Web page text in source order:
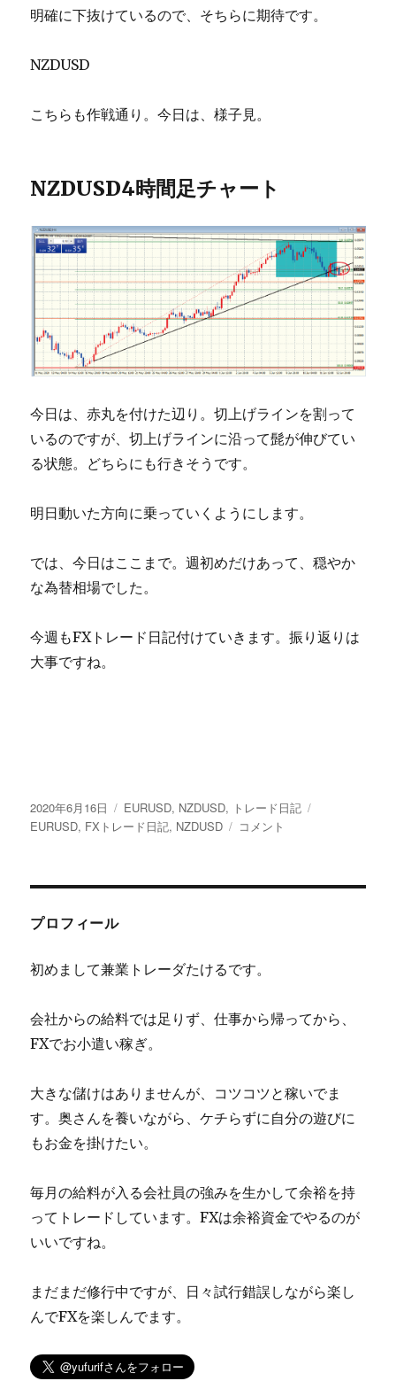
明確に下抜けているので、そちらに期待です。
NZDUSD
こちらも作戦通り。今日は、様子見。
NZDUSD4時間足チャート
今日は、赤丸を付けた辺り。切上げラインを割って
いるのですが、切上げラインに沿って髭が伸びてい
る状態。どちらにも行きそうです。
明日動いた方向に乗っていくようにします。
では、今日はここまで。週初めだけあって、穏やか
な為替相場でした。
今週もFXトレード日記付けていきます。振り返りは
大事ですね。
投
稿
2020年6月16日
カ
テ
EURUSD, NZDUSD, トレード日記
EURUSD, FXトレード日記, NZDUSD
【FX
シ
ー
ト
ト
リ
に
コメント
プロフィール
初めまして兼業トレーダたけるです。
会社からの給料では足りず、仕事から帰ってから、
FXでお小遣い稼ぎ。
大きな儲けはありませんが、コツコツと稼いでま
す。奥さんを養いながら、ケチらずに自分の遊びに
もお金を掛けたい。
毎月の給料が入る会社員の強みを生かして余裕を持
ってトレードしています。FXは余裕資金でやるのが
いいですね。
まだまだ修行中ですが、日々試行錯誤しながら楽し
んでFXを楽しんでます。